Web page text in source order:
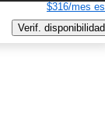
$316/mes
Verif. disponibilidad